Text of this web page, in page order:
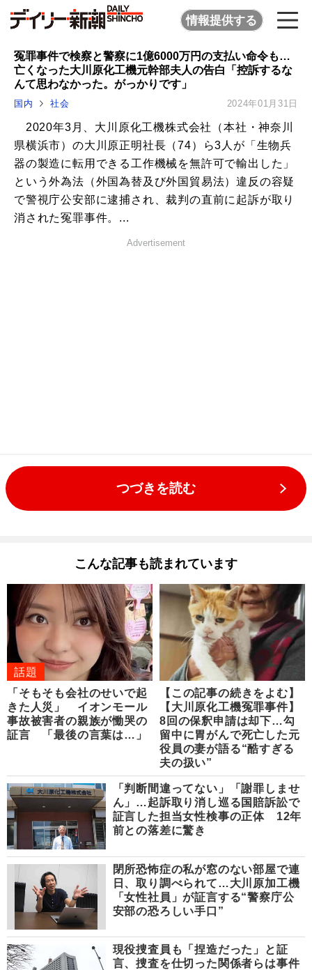
情報提供する
冤罪事件で検察と警察に1億6000万円の支払い命令も…
亡くなった大川原化工機元幹部夫人の告白「控訴するな
んて思わなかった。がっかりです」
国内 社会 2024年01月31日
2020年3月、大川原化工機株式会社（本社・神奈川
県横浜市）の大川原正明社長（74）ら3人が「生物兵
器の製造に転用できる工作機械を無許可で輸出した」
という外為法（外国為替及び外国貿易法）違反の容疑
で警視庁公安部に逮捕され、裁判の直前に起訴が取り
消された冤罪事件。...
Advertisement
つづきを読む
こんな記事も読まれています
話題
「そもそも会社のせいで起
きた人災」 イオンモール
事故被害者の親族が慟哭の
証言 「最後の言葉は…」
【この記事の続きをよむ】
【大川原化工機冤罪事件】
8回の保釈申請は却下…勾
留中に胃がんで死亡した元
役員の妻が語る“酷すぎる
夫の扱い”
「判断間違ってない」「謝罪しませ
ん」…起訴取り消し巡る国賠訴訟で
証言した担当女性検事の正体 12年
前との落差に驚き
閉所恐怖症の私が窓のない部屋で連
日、取り調べられて…大川原加工機
「女性社員」が証言する“警察庁公
安部の恐ろしい手口”
現役捜査員も「捏造だった」と証
言、捜査を仕切った関係者らは事件